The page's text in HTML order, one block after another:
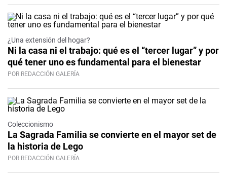
¿Una extensión del hogar?
Ni la casa ni el trabajo: qué es el “tercer lugar” y por
qué tener uno es fundamental para el bienestar
POR REDACCIÓN GALERÍA
Coleccionismo
La Sagrada Familia se convierte en el mayor set de
la historia de Lego
POR REDACCIÓN GALERÍA